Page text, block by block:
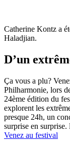
Catherine Kontz a
Haladjian.
D’un
Ça vous a plu?
Philharmonie, lors
24ème édition du
explorent les
presque 24h, un
surprise en
Venez au festival